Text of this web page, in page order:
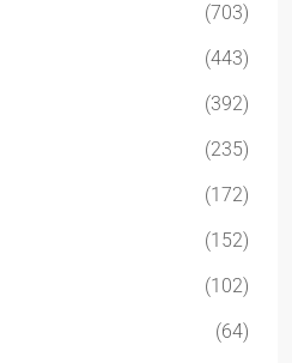
(703)
(443)
(392)
(235)
(172)
(152)
(102)
(64)